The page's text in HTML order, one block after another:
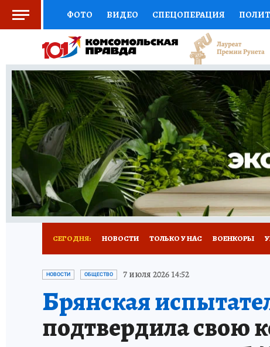
ФОТО ВИДЕО СПЕЦОПЕРАЦИЯ
СОЦПОДДЕРЖКА НАУКА СПОРТ
ВЫБОР ЭКСПЕРТОВ ДОКТОР ФИНАНСЫ
КНИЖНАЯ ПОЛКА ПРОГНОЗЫ НА СПОРТ
ПРЕСС-ЦЕНТР НЕДВИЖИМОСТЬ
РАДИО КП РЕКЛАМА ТЕСТЫ НОВОЕ
СЕГОДНЯ: НОВОСТИ ТОЛЬКО У НАС ВОЕНКОРЫ
ИСПЫТАНО НА СЕБЕ
НОВОСТИ ОБЩЕСТВО 7 июля 2026 14:52
Брянская
подтвердила свою